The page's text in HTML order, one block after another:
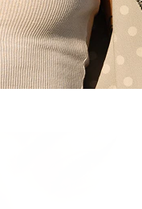
pro vaše uši ať už se ji
si koupili